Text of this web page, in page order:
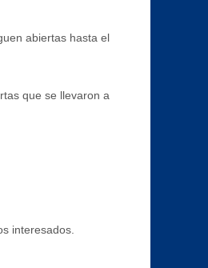
abiertas hasta el
que se llevaron a
interesados.